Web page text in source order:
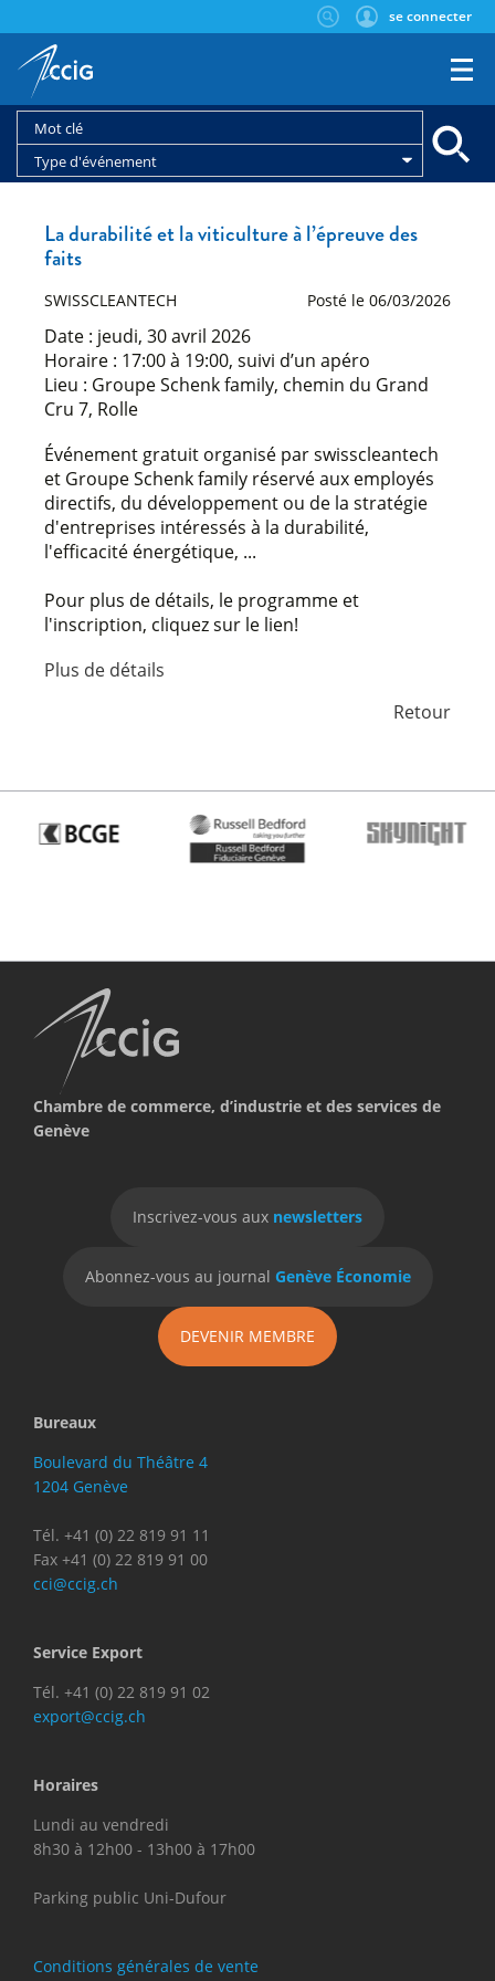
se connecter
Type d'événement
La durabilité et la viticulture à l’épreuve des
faits
SWISSCLEANTECH Posté le 06/03/2026
Date : jeudi, 30 avril 2026
Horaire : 17:00 à 19:00, suivi d’un apéro
Lieu : Groupe Schenk family, chemin du Grand
Cru 7, Rolle
Événement gratuit organisé par swisscleantech
et Groupe Schenk family réservé aux employés
directifs, du développement ou de la stratégie
d'entreprises intéressés à la durabilité,
l'efficacité énergétique, ...
Pour plus de détails, le programme et
l'inscription, cliquez sur le lien!
Plus de détails
Retour
Chambre de commerce, d’industrie et des services de
Genève
Inscrivez-vous aux newsletters
Abonnez-vous au journal Genève Économie
DEVENIR MEMBRE
Bureaux
Boulevard du Théâtre 4
1204 Genève
Tél. +41 (0) 22 819 91 11
Fax +41 (0) 22 819 91 00
cci@ccig.ch
Service Export
Tél. +41 (0) 22 819 91 02
export@ccig.ch
Horaires
Lundi au vendredi
8h30 à 12h00 - 13h00 à 17h00
Parking public Uni-Dufour
Conditions générales de vente